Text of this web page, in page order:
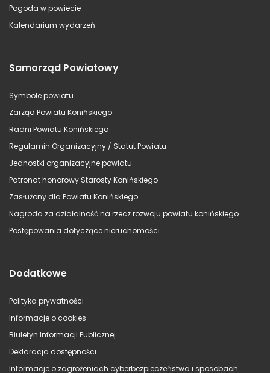
Pogoda w powiecie
Kalendarium wydarzeń
Samorząd Powiatowy
Symbole powiatu
Zarząd Powiatu Konińskiego
Radni Powiatu Konińskiego
Regulamin Organizacyjny / Statut Powiatu
Jednostki organizacyjne powiatu
Patronat honorowy Starosty Konińskiego
Zasłużony dla Powiatu Konińskiego
Nagroda za działalność na rzecz rozwoju powiatu konińskiego
Postępowania dotyczące nieruchomości
Dodatkowe
Polityka prywatności
Informacje o cookies
Biuletyn Informacji Publicznej
Deklaracja dostępności
Informacje o zagrożeniach cyberbezpieczeństwa i sposobach